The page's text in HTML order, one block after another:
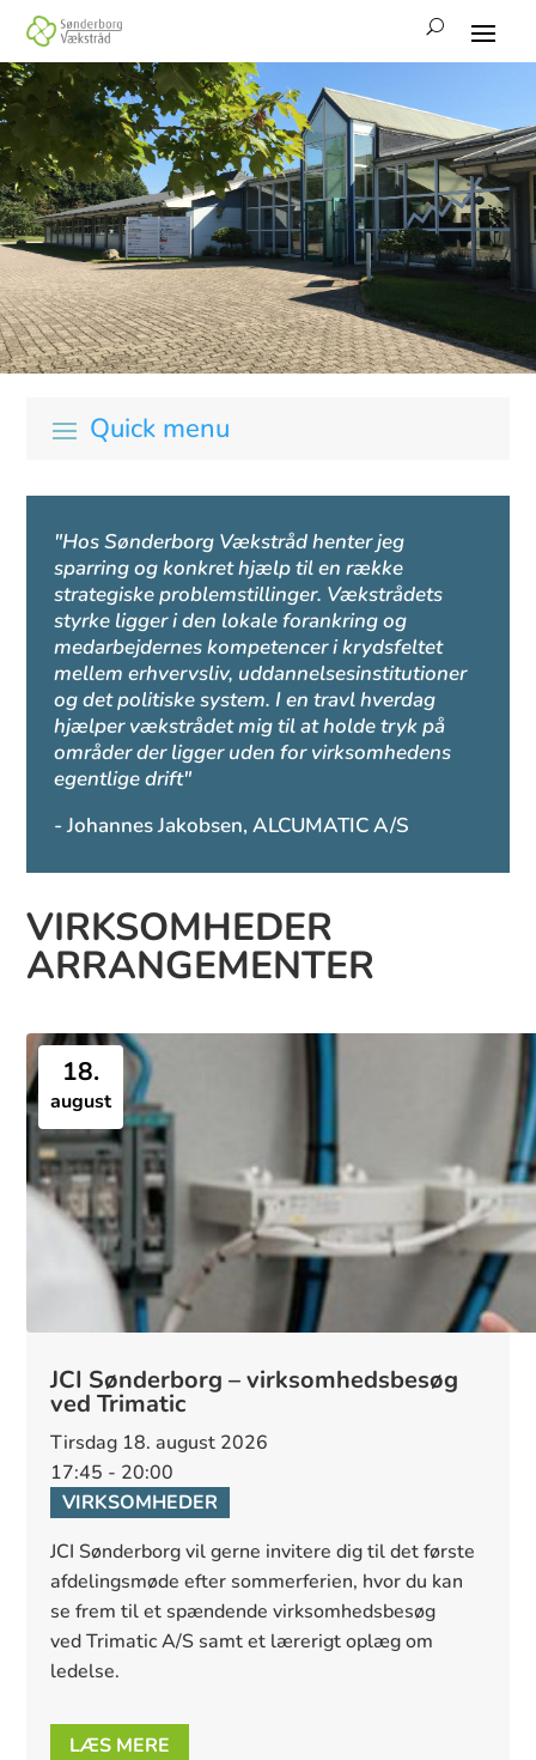
"Hos Sønderborg Vækstråd henter jeg
sparring og konkret hjælp til en række
strategiske problemstillinger. Vækstrådets
styrke ligger i den lokale forankring og
medarbejdernes kompetencer i krydsfeltet
mellem erhvervsliv, uddannelsesinstitutioner
og det politiske system. I en travl hverdag
hjælper vækstrådet mig til at holde tryk på
områder der ligger uden for virksomhedens
egentlige drift"
- Johannes Jakobsen, ALCUMATIC A/S
VIRKSOMHEDER
ARRANGEMENTER
18.
august
JCI Sønderborg – virksomhedsbesøg
ved Trimatic
tirsdag 18. august 2026
17:45 - 20:00
VIRKSOMHEDER
JCI Sønderborg vil gerne invitere dig til det første
afdelingsmøde efter sommerferien, hvor du kan
se frem til et spændende virksomhedsbesøg
ved Trimatic A/S samt et lærerigt oplæg om
ledelse.
LÆS MERE